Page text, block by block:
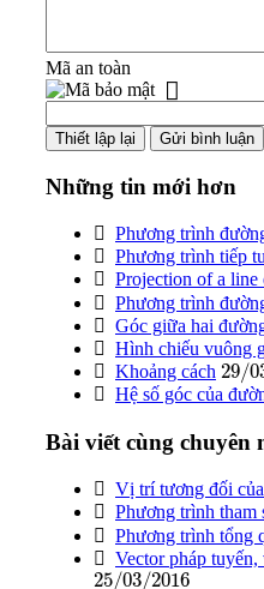
Mã an toàn
Những tin mới hơn
Phương trình
Phương trình tiếp
Projection of a line
Phương trình
Góc giữa hai
Hình chiếu vuông
Khoảng cách 29/
Hệ số góc của
Bài viết cùng chuyên
Vị trí tương đối
Phương trình tham
Phương trình tổng
Vector pháp
25/03/2016